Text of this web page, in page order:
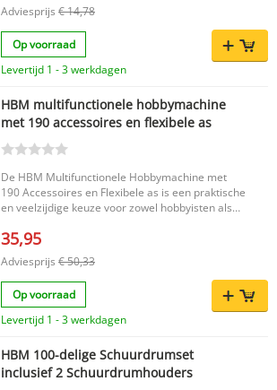
Adviesprijs € 14,78
Op voorraad
Levertijd 1 - 3 werkdagen
HBM multifunctionele hobbymachine
met 190 accessoires en flexibele as
De HBM Multifunctionele Hobbymachine met
190 Accessoires en Flexibele as is een praktische
en veelzijdige keuze voor zowel hobbyisten als
voor het nauwkeurig bewerken van kleinere
precies. Dankzij de flexibele as werk je
comfortabel en gecontroleerd, terwijl de ruime
set van 190 accessoires je de mogelijkheid geeft
om uiteenlopende materialen op verschillende
manieren te bewerken. Bovendien is het
waardoor je prettig en gebruiksvriendelijk kunt
werken. Belangrijkste voordelen Geschikt voor
35,95
Adviesprijs € 50,33
Op voorraad
Levertijd 1 - 3 werkdagen
HBM 100-delige Schuurdrumset
inclusief 2 Schuurdrumhouders